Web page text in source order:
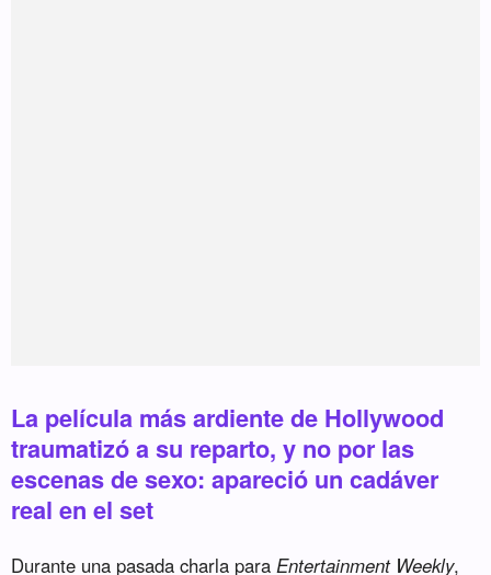
La película más ardiente de Hollywood
traumatizó a su reparto, y no por las
escenas de sexo: apareció un cadáver
real en el set
Durante una pasada charla paraEntertainment Weekly,